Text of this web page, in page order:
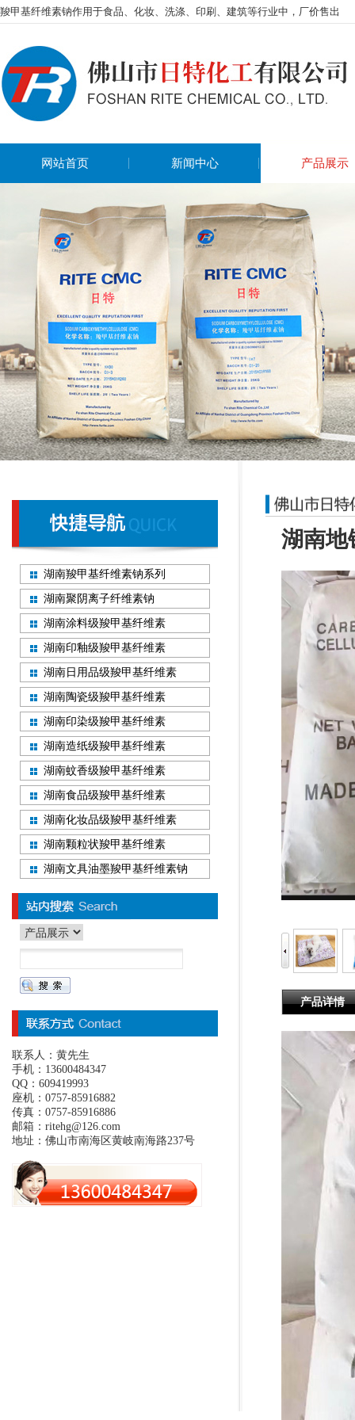
羧甲基纤维素钠作用于食品、化妆、洗涤、印刷、建筑等行业中，厂价售出
网站首页 新闻中心 产品展示
湖南地
产品详情
湖南羧甲基纤维素钠系列
湖南聚阴离子纤维素钠
湖南涂料级羧甲基纤维素
湖南印釉级羧甲基纤维素
湖南日用品级羧甲基纤维素
湖南陶瓷级羧甲基纤维素
湖南印染级羧甲基纤维素
湖南造纸级羧甲基纤维素
湖南蚊香级羧甲基纤维素
湖南食品级羧甲基纤维素
湖南化妆品级羧甲基纤维素
湖南颗粒状羧甲基纤维素
湖南文具油墨羧甲基纤维素钠
联系人：黄先生
手机：13600484347
QQ：609419993
座机：0757-85916882
传真：0757-85916886
邮箱：ritehg@126.com
地址：佛山市南海区黄岐南海路237号